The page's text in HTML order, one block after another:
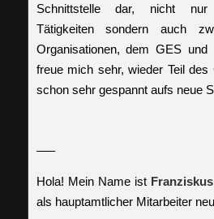
Schnittstelle dar, nicht nur
Tätigkeiten sondern auch
Organisationen, dem GES
freue mich sehr, wieder Teil
schon sehr gespannt aufs neue
—–
Hola! Mein Name ist Franziskus
als hauptamtlicher Mitarbeiter